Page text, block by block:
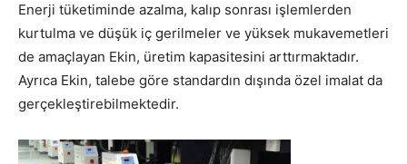
Enerji tüketiminde azalma, kalıp sonrası işlemlerden
kurtulma ve düşük iç gerilmeler ve yüksek mukavemetleri
de amaçlayan Ekin, üretim kapasitesini arttırmaktadır.
Ayrıca Ekin, talebe göre standardın dışında özel imalat da
gerçekleştirebilmektedir.